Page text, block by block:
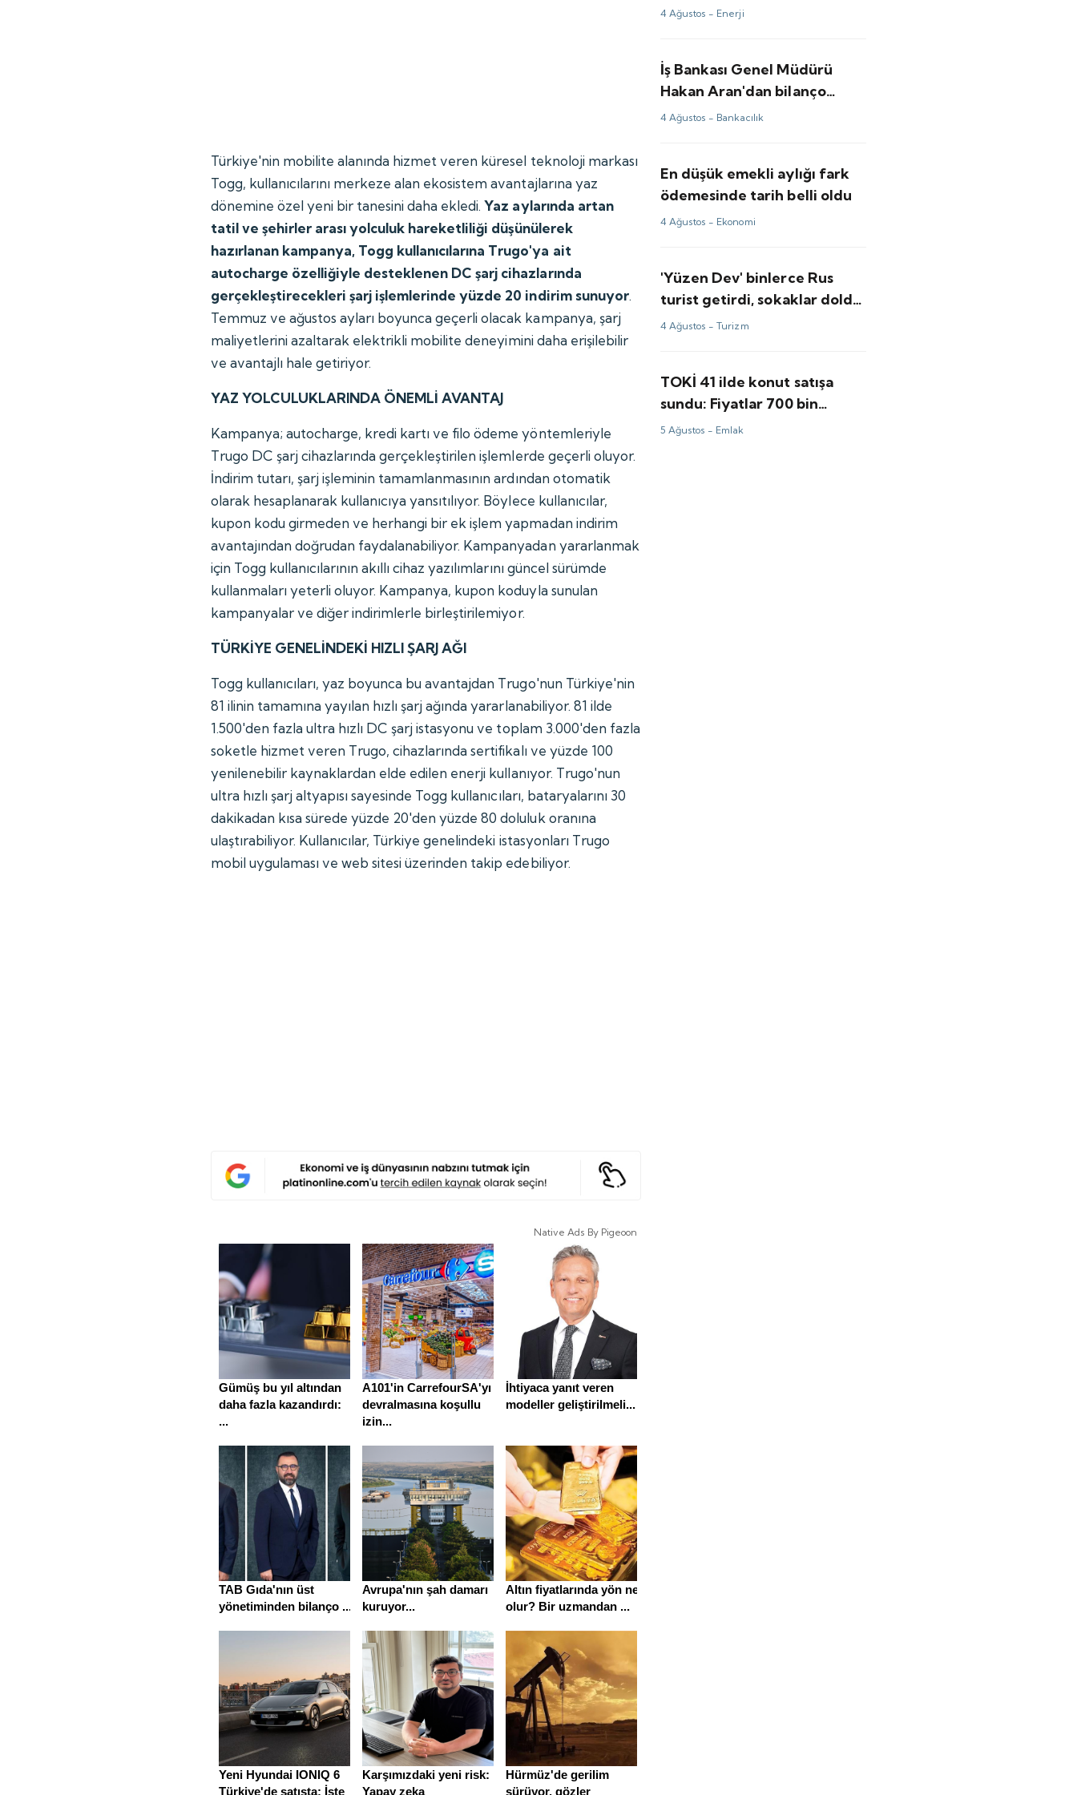
Türkiye'nin mobilite alanında hizmet veren küresel teknoloji markası
Togg, kullanıcılarını merkeze alan ekosistem avantajlarına yaz
dönemine özel yeni bir tanesini daha ekledi.Yaz aylarında artan
tatil ve şehirler arası yolculuk hareketliliği düşünülerek
hazırlanan kampanya, Togg kullanıcılarına Trugo'ya ait
autocharge özelliğiyle desteklenen DC şarj cihazlarında
gerçekleştirecekleri şarj işlemlerinde yüzde 20 indirim sunuyor.
Temmuz ve ağustos ayları boyunca geçerli olacak kampanya, şarj
maliyetlerini azaltarak elektrikli mobilite deneyimini daha erişilebilir
ve avantajlı hale getiriyor.
YAZ YOLCULUKLARINDA ÖNEMLİ AVANTAJ
Kampanya; autocharge, kredi kartı ve filo ödeme yöntemleriyle
Trugo DC şarj cihazlarında gerçekleştirilen işlemlerde geçerli oluyor.
İndirim tutarı, şarj işleminin tamamlanmasının ardından otomatik
olarak hesaplanarak kullanıcıya yansıtılıyor. Böylece kullanıcılar,
kupon kodu girmeden ve herhangi bir ek işlem yapmadan indirim
avantajından doğrudan faydalanabiliyor. Kampanyadan yararlanmak
için Togg kullanıcılarının akıllı cihaz yazılımlarını güncel sürümde
kullanmaları yeterli oluyor. Kampanya, kupon koduyla sunulan
kampanyalar ve diğer indirimlerle birleştirilemiyor.
TÜRKİYE GENELİNDEKİ HIZLI ŞARJ AĞI
Togg kullanıcıları, yaz boyunca bu avantajdan Trugo'nun Türkiye'nin
81 ilinin tamamına yayılan hızlı şarj ağında yararlanabiliyor. 81 ilde
1.500'den fazla ultra hızlı DC şarj istasyonu ve toplam 3.000'den fazla
soketle hizmet veren Trugo, cihazlarında sertifikalı ve yüzde 100
yenilenebilir kaynaklardan elde edilen enerji kullanıyor. Trugo'nun
ultra hızlı şarj altyapısı sayesinde Togg kullanıcıları, bataryalarını 30
dakikadan kısa sürede yüzde 20'den yüzde 80 doluluk oranına
ulaştırabiliyor. Kullanıcılar, Türkiye genelindeki istasyonları Trugo
mobil uygulaması ve web sitesi üzerinden takip edebiliyor.
Native Ads By Pigeoon
Gümüş bu yıl altından
daha fazla kazandırdı:
...
A101'in CarrefourSA'yı
devralmasına koşullu
izin...
İhtiyaca yanıt veren
modeller geliştirilmeli...
TAB Gıda'nın üst
yönetiminden bilanço ...
Avrupa'nın şah damarı
kuruyor...
Altın fiyatlarında yön ne
olur? Bir uzmandan ...
Yeni Hyundai IONIQ 6
Türkiye'de satışta: İşte
Karşımızdaki yeni risk:
Yapay zeka
Hürmüz'de gerilim
sürüyor, gözler
4 Ağustos - Enerji
İş Bankası Genel Müdürü
Hakan Aran'dan bilanço
değerlendirmesi var
4 Ağustos - Bankacılık
En düşük emekli aylığı fark
ödemesinde tarih belli oldu
4 Ağustos - Ekonomi
'Yüzen Dev' binlerce Rus
turist getirdi, sokaklar doldu
taştı
4 Ağustos -Turizm
TOKİ 41 ilde konut satışa
sundu: Fiyatlar 700 bin
TL'den başlıyor
5 Ağustos - Emlak